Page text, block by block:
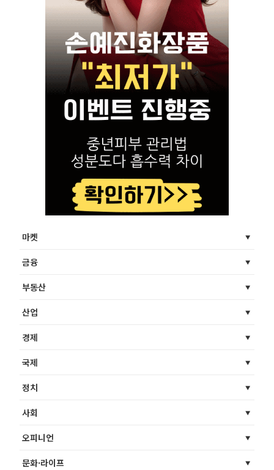
마켓
금융
부동산
산업
경제
국제
정치
사회
오피니언
문화·라이프